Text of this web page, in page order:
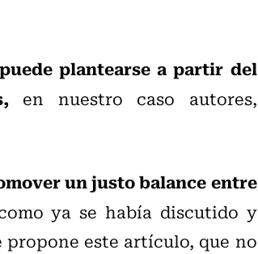
plantearse a partir del
en nuestro caso autores,
un justo balance entre
ya se había discutido y
este artículo, que no